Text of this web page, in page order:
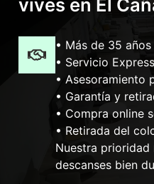
vives en El
• Más de 35
• Servicio
• Asesoramiento
• Garantía y
• Compra online
• Retirada del
Nuestra prioridad
descanses bien